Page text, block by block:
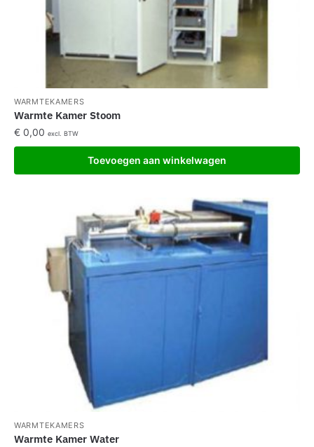
WARMTEKAMERS
Warmte Kamer Stoom
€ 0,00 excl. BTW
Toevoegen aan winkelwagen
WARMTEKAMERS
Warmte Kamer Water